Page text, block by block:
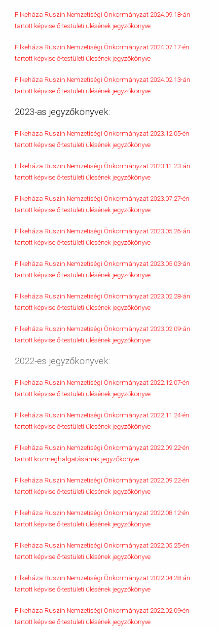
Filkeháza Ruszin Nemzetiségi Önkormányzat 2024.09.18-án
tartott képviselő-testületi ülésének jegyzőkönyve
Filkeháza Ruszin Nemzetiségi Önkormányzat 2024.07.17-én
tartott képviselő-testületi ülésének jegyzőkönyve
Filkeháza Ruszin Nemzetiségi Önkormányzat 2024.02.13-án
tartott képviselő-testületi ülésének jegyzőkönyve
2023-as jegyzőkönyvek:
Filkeháza Ruszin Nemzetiségi Önkormányzat 2023.12.05-én
tartott képviselő-testületi ülésének jegyzőkönyve
Filkeháza Ruszin Nemzetiségi Önkormányzat 2023.11.23-án
tartott képviselő-testületi ülésének jegyzőkönyve
Filkeháza Ruszin Nemzetiségi Önkormányzat 2023.07.27-én
tartott képviselő-testületi ülésének jegyzőkönyve
Filkeháza Ruszin Nemzetiségi Önkormányzat 2023.05.26-án
tartott képviselő-testületi ülésének jegyzőkönyve
Filkeháza Ruszin Nemzetiségi Önkormányzat 2023.05.03-án
tartott képviselő-testületi ülésének jegyzőkönyve
Filkeháza Ruszin Nemzetiségi Önkormányzat 2023.02.28-án
tartott képviselő-testületi ülésének jegyzőkönyve
Filkeháza Ruszin Nemzetiségi Önkormányzat 2023.02.09-án
tartott képviselő-testületi ülésének jegyzőkönyve
2022-es jegyzőkönyvek:
Filkeháza Ruszin Nemzetiségi Önkormányzat 2022.12.07-én
tartott képviselő-testületi ülésének jegyzőkönyve
Filkeháza Ruszin Nemzetiségi Önkormányzat 2022.11.24-én
tartott képviselő-testületi ülésének jegyzőkönyve
Filkeháza Ruszin Nemzetiségi Önkormányzat 2022.09.22-én
tartott közmeghalgatásának jegyzőkönyve
Filkeháza Ruszin Nemzetiségi Önkormányzat 2022.09.22-én
tartott képviselő-testületi ülésének jegyzőkönyve
Filkeháza Ruszin Nemzetiségi Önkormányzat 2022.08.12-én
tartott képviselő-testületi ülésének jegyzőkönyve
Filkeháza Ruszin Nemzetiségi Önkormányzat 2022.05.25-én
tartott képviselő-testületi ülésének jegyzőkönyve
Filkeháza Ruszin Nemzetiségi Önkormányzat 2022.04.28-án
tartott képviselő-testületi ülésének jegyzőkönyve
Filkeháza Ruszin Nemzetiségi Önkormányzat 2022.02.09-én
tartott képviselő-testületi ülésének jegyzőkönyve